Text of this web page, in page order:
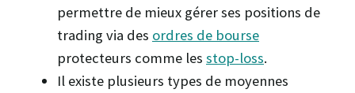
permettre de mieux gérer ses positions de
trading via des ordres de bourse
protecteurs comme les stop-loss.
Il existe plusieurs types de moyennes